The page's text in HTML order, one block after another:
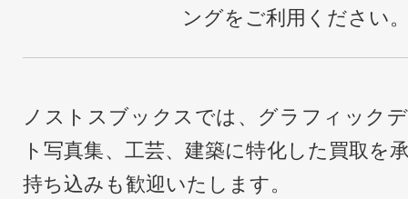
ングをご利用ください
ノストスブックスでは、グラフィック
ト写真集、工芸、建築に特化した買取を
持ち込みも歓迎いたします。